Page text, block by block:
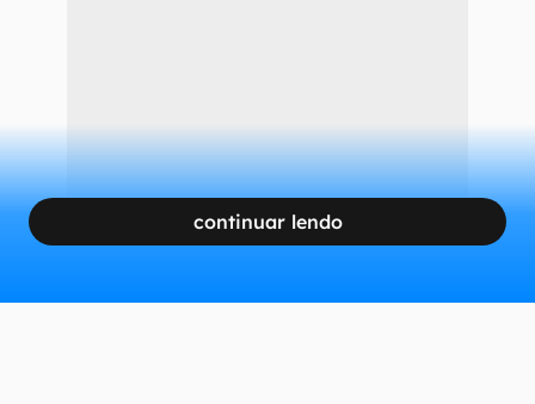
continuar lendo